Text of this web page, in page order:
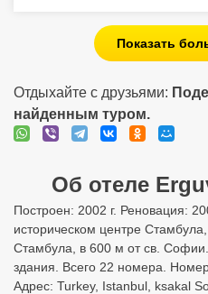
Показать
Отдыхайте с друзьями:
найденным туром.
Об отеле
Построен: 2002 г. Реновация:
историческом центре
Стамбула, в 600 м от св. Софии.
здания. Всего 22 номера.
Адрес: Turkey, Istanbul, ksakal